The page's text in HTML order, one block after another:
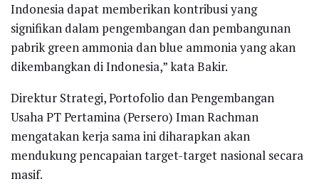
Indonesia dapat memberikan kontribusi yang
signifikan dalam pengembangan dan pembangunan
pabrik green ammonia dan blue ammonia yang akan
dikembangkan di Indonesia,” kata Bakir.
Direktur Strategi, Portofolio dan Pengembangan
Usaha PT Pertamina (Persero) Iman Rachman
mengatakan kerja sama ini diharapkan akan
mendukung pencapaian target-target nasional secara
masif.